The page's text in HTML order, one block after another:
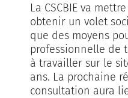
La CSCBIE va
obtenir un volet
que des moyens
professionnelle de
à travailler sur le
ans. La prochaine
consultation aura